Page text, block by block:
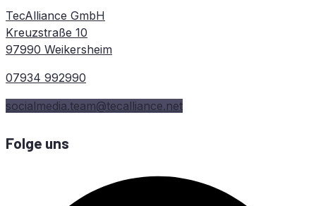
TecAlliance GmbH
Kreuzstraße 10
97990 Weikersheim
07934 992990
socialmedia.team@tecalliance.net
Folge uns